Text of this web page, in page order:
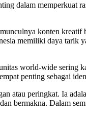
dalam memperkuat
konten kreatif
memiliki daya
world-wide
penting sebagai
atau peringkat. Ia
bermakna. Dalam